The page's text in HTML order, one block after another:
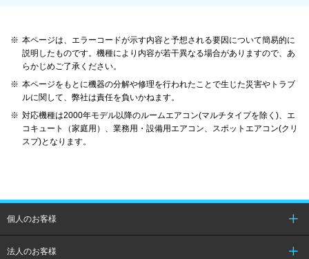
※ 本ページは、エラーコードが示す内容と予想される要因について簡易的に
説明したものです。機種により内容が若干異なる場合がありますので、あ
らかじめご了承ください。
※ 本ページをもとに機器の分解や修理を行われたことで生じた災害やトラブ
ルに関して、弊社は責任を負いかねます。
※ 対応機種は2000年モデル以降のルームエアコン(マルチタイプを除く)、エ
コキュート（家庭用）、業務用・設備用エアコン、スポットエアコン(クリ
スプ)となります。
個人のお客様
法人のお客様